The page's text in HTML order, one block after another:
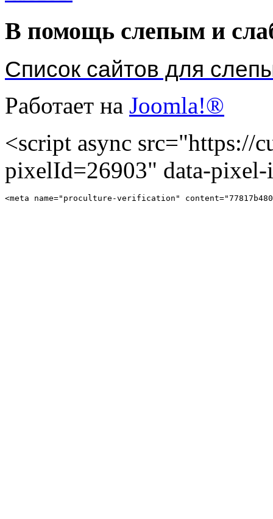
В помощь слепым и
Список сайтов для
Работает на Joomla!®
<script async src="https://
pixelId=26903" data-
<meta name="proculture-verification"